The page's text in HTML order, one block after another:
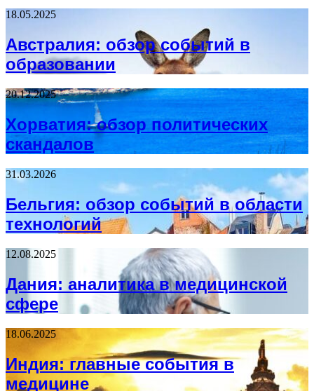
18.05.2025
Австралия: обзор событий в
образовании
20.12.2025
Хорватия: обзор политических
скандалов
31.03.2026
Бельгия: обзор событий в области
технологий
12.08.2025
Дания: аналитика в медицинской
сфере
18.06.2025
Индия: главные события в
медицине